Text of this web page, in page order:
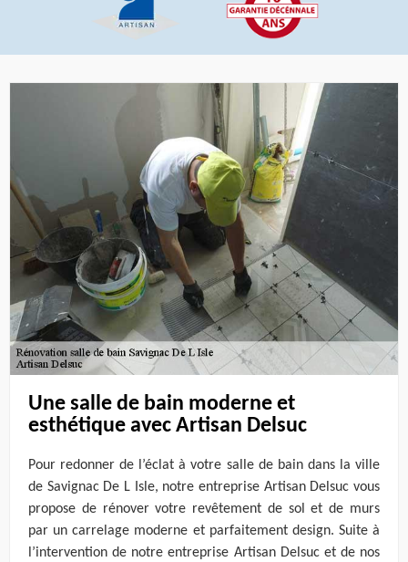
Une salle de bain moderne et
esthétique avec Artisan Delsuc
Pour redonner de l’éclat à votre salle de bain dans la ville
de Savignac De L Isle, notre entreprise Artisan Delsuc vous
propose de rénover votre revêtement de sol et de murs
par un carrelage moderne et parfaitement design. Suite à
l’intervention de notre entreprise Artisan Delsuc et de nos